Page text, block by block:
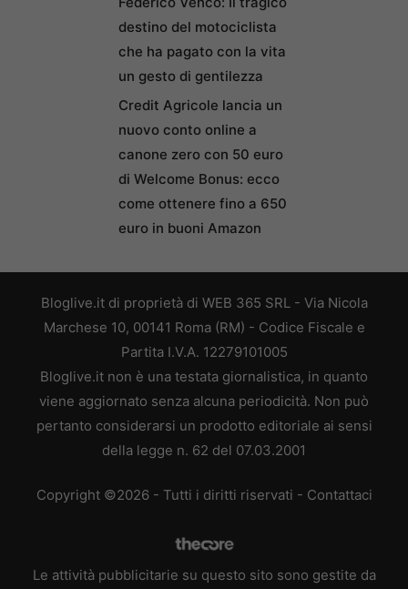
destino del motociclista
che ha pagato con la vita
un gesto di gentilezza
Credit Agricole lancia un
nuovo conto online a
canone zero con 50 euro
di Welcome Bonus: ecco
come ottenere fino a 650
euro in buoni Amazon
Bloglive.it di proprietà di WEB 365 SRL - Via Nicola
Marchese 10, 00141 Roma (RM) - Codice Fiscale e
Partita I.V.A. 12279101005
Bloglive.it non è una testata giornalistica, in quanto
viene aggiornato senza alcuna periodicità. Non può
pertanto considerarsi un prodotto editoriale ai sensi
della legge n. 62 del 07.03.2001
Copyright ©2026 - Tutti i diritti riservati - Contattaci
Le attività pubblicitarie su questo sito sono gestite da